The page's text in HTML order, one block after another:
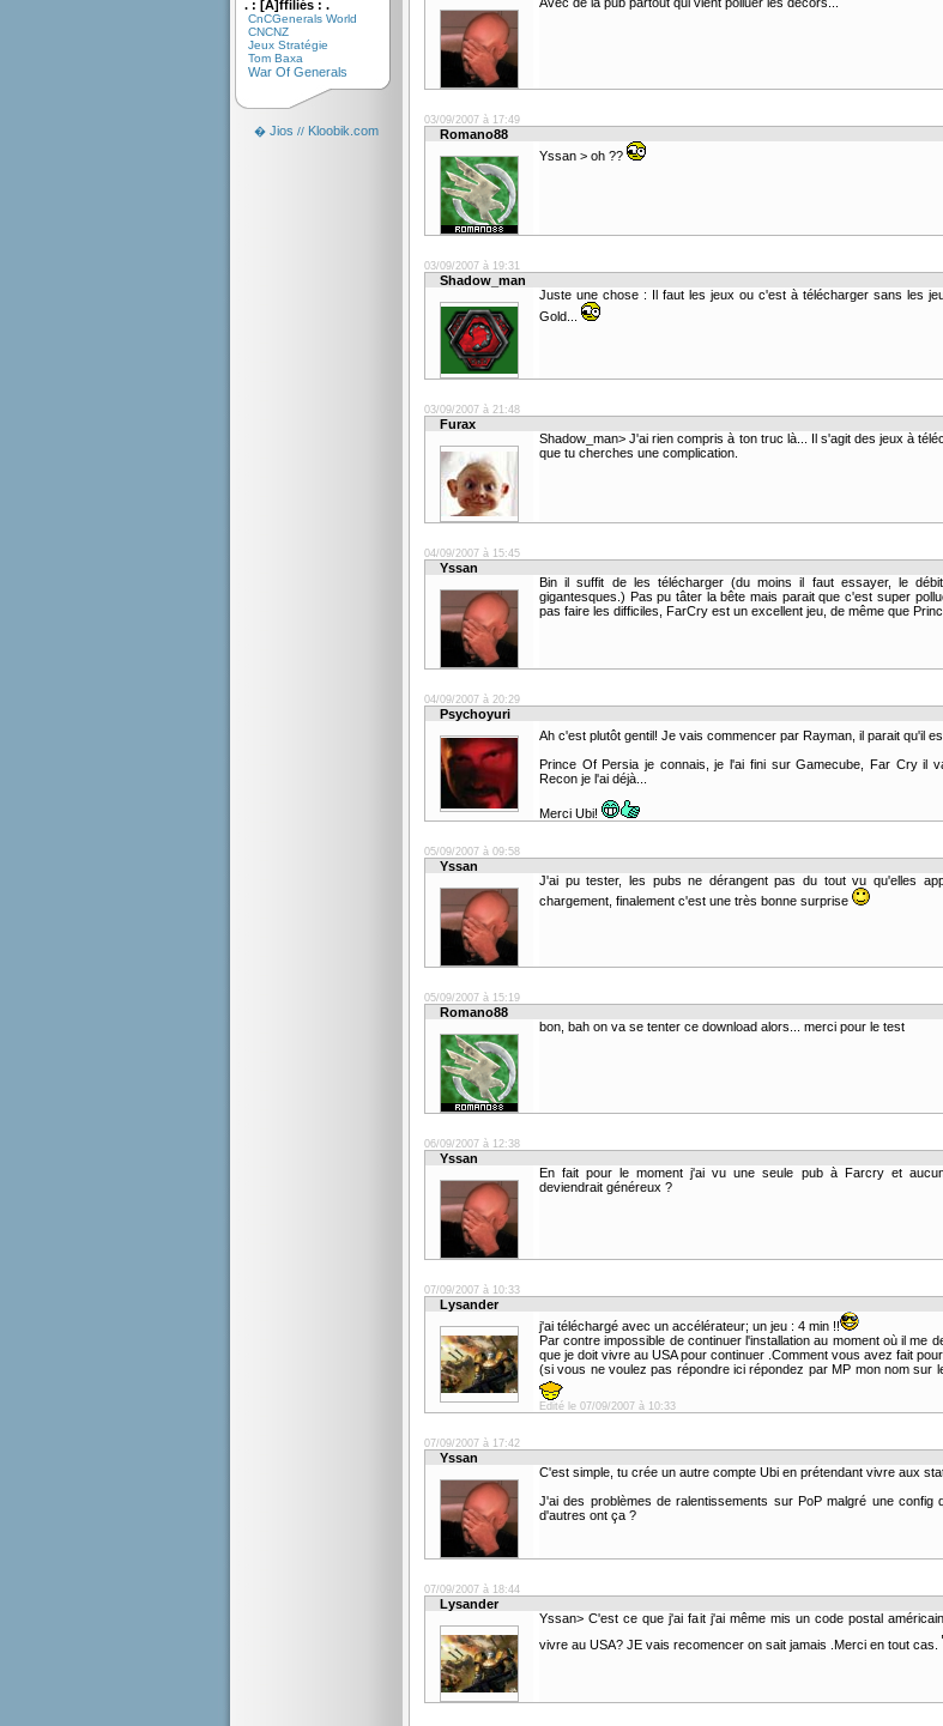
. : [A]ffiliés : .
CnCGenerals World
CNCNZ
Jeux Stratégie
Tom Baxa
War Of Generals
� Jios // Kloobik.com
03/09/2007 à 17:49
Romano88
Yssan > oh ??
03/09/2007 à 19:31
Shadow_man
Juste une chose : Il faut les jeux ou c'est à télécharger sans les
Gold...
03/09/2007 à 21:48
Furax
Shadow_man> J'ai rien compris à ton truc là... Il s'agit des jeux à
que tu cherches une complication.
04/09/2007 à 15:45
Yssan
Bin il suffit de les télécharger (du moins il faut essayer, le
gigantesques.) Pas pu tâter la bête mais parait que c'est super
pas faire les difficiles, FarCry est un excellent jeu, de même que
04/09/2007 à 20:29
Psychoyuri
Ah c'est plutôt gentil! Je vais commencer par Rayman, il parait qu'il
Prince Of Persia je connais, je l'ai fini sur Gamecube, Far Cry il
Recon je l'ai déjà...
Merci Ubi!
05/09/2007 à 09:58
Yssan
J'ai pu tester, les pubs ne dérangent pas du tout vu qu'elles
chargement, finalement c'est une très bonne surprise
05/09/2007 à 15:19
Romano88
bon, bah on va se tenter ce download alors... merci pour le test
06/09/2007 à 12:38
Yssan
En fait pour le moment j'ai vu une seule pub à Farcry et
deviendrait généreux ?
07/09/2007 à 10:33
Lysander
j'ai téléchargé avec un accélérateur; un jeu : 4 min !!
Par contre impossible de continuer l'installation au moment où il me
que je doit vivre au USA pour continuer .Comment vous avez fait
(si vous ne voulez pas répondre ici répondez par MP mon nom sur
Edité le 07/09/2007 à 10:33
07/09/2007 à 17:42
Yssan
C'est simple, tu crée un autre compte Ubi en prétendant vivre aux
J'ai des problèmes de ralentissements sur PoP malgré une config
d'autres ont ça ?
07/09/2007 à 18:44
Lysander
Yssan> C'est ce que j'ai fait j'ai même mis un code postal
vivre au USA? JE vais recomencer on sait jamais .Merci en tout cas.